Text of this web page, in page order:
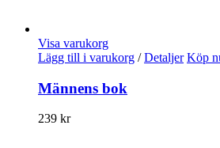
Visa varukorg
Lägg till i varukorg / Detaljer Köp
Männens bok
239 kr